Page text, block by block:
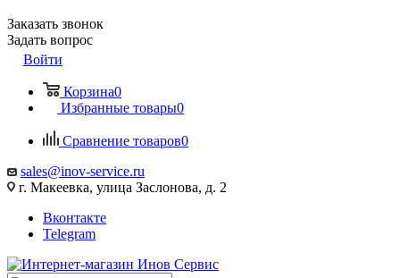
Заказать звонок
Задать вопрос
Войти
Корзина0
Избранные товары0
Сравнение товаров0
sales@inov-service.ru
г. Макеевка, улица Заслонова, д. 2
Вконтакте
Telegram